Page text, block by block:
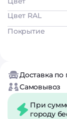
Цвет RAL
Покрытие
Доставка по
Самовывоз
При
городу